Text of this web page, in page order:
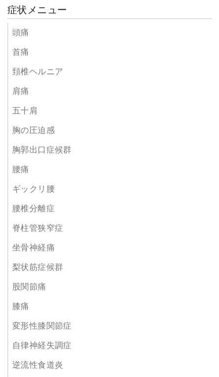
症状メニュー
頭痛
首痛
頚椎ヘルニア
肩痛
五十肩
胸の圧迫感
胸郭出口症候群
腰痛
ギックリ腰
腰椎分離症
脊柱管狭窄症
坐骨神経痛
梨状筋症候群
股関節痛
膝痛
変形性膝関節症
自律神経失調症
逆流性食道炎